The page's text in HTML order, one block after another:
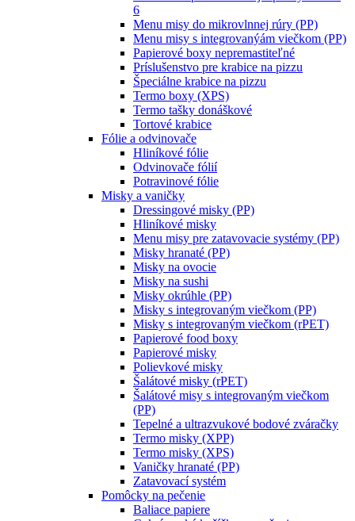
6
Menu misy do mikrovlnnej rúry (PP)
Menu misy s integrovanýám viečkom (PP)
Papierové boxy nepremastiteľné
Príslušenstvo pre krabice na pizzu
Špeciálne krabice na pizzu
Termo boxy (XPS)
Termo tašky donáškové
Tortové krabice
Fólie a odvinovače
Hliníkové fólie
Odvinovače fólií
Potravinové fólie
Misky a vaničky
Dressingové misky (PP)
Hliníkové misky
Menu misy pre zatavovacie systémy (PP)
Misky hranaté (PP)
Misky na ovocie
Misky na sushi
Misky okrúhle (PP)
Misky s integrovaným viečkom (PP)
Misky s integrovaným viečkom (rPET)
Papierové food boxy
Papierové misky
Polievkové misky
Šalátové misky (rPET)
Šalátové misy s integrovaným viečkom
(PP)
Tepelné a ultrazvukové bodové zváračky
Termo misky (XPP)
Termo misky (XPS)
Vaničky hranaté (PP)
Zatavovací systém
Pomôcky na pečenie
Baliace papiere